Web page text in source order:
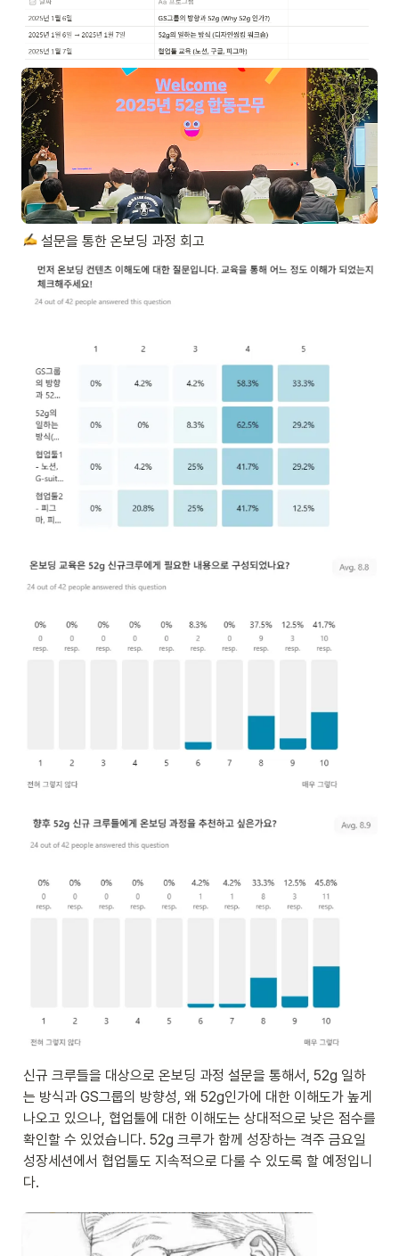
설문을 통한 온보딩 과정 회고
신규 크루들을 대상으로 온보딩 과정 설문을 통해서, 52g 일하
는 방식과 GS그룹의 방향성, 왜 52g인가에 대한 이해도가 높게
나오고 있으나, 협업툴에 대한 이해도는 상대적으로 낮은 점수를
확인할 수 있었습니다. 52g 크루가 함께 성장하는 격주 금요일
성장세션에서 협업툴도 지속적으로 다룰 수 있도록 할 예정입니
다.